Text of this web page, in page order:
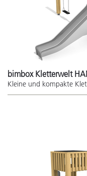
bimbox Kletterwelt
Kleine und kompakte